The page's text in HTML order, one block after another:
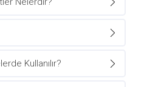
Kullanılır?